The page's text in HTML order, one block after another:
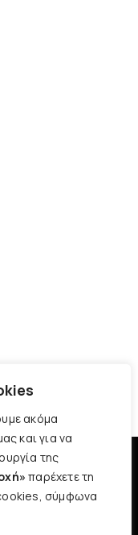
ακόμα
και για να
της
παρέχετε τη
σύμφωνα
| Plus Size -
| Αρ. Γ.Ε.ΜΗ.: